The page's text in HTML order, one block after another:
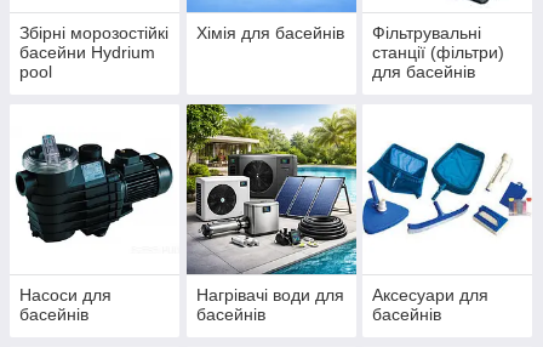
Збірні морозостійкі
басейни Hydrium
pool
Хімія для басейнів
Фільтрувальні
станції (фільтри)
для басейнів
Насоси для
басейнів
Нагрівачі води для
басейнів
Аксесуари для
басейнів